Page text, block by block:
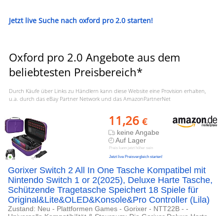
Jetzt live Suche nach oxford pro 2.0 starten!
Oxford pro 2.0 Angebote aus dem
beliebtesten Preisbereich*
Durch Käufe über Links zu Händlern kann diese Website eine Provision erhalten,
u.a. durch das eBay Partner Network und das AmazonPartnerNet
11,26 €
keine Angabe
Auf Lager
Preis kann jetzt höher sein
Jetzt live Preisvergleich starten!
Gorixer Switch 2 All In One Tasche Kompatibel mit
Nintendo Switch 1 or 2(2025), Deluxe Harte Tasche,
Schützende Tragetasche Speichert 18 Spiele für
Original&Lite&OLED&Konsole&Pro Controller (Lila)
Zustand: Neu - Plattformen Games - Gorixer - NTT22B - -